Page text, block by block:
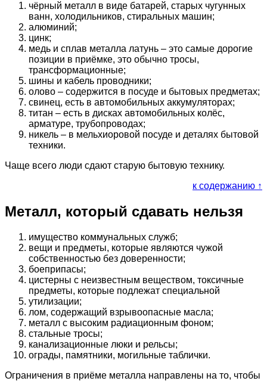
чёрный металл в виде батарей, старых чугунных
ванн, холодильников, стиральных машин;
алюминий;
цинк;
медь и сплав металла латунь – это самые дорогие
позиции в приёмке, это обычно тросы,
трансформационные;
шины и кабель проводники;
олово – содержится в посуде и бытовых предметах;
свинец, есть в автомобильных аккумуляторах;
титан – есть в дисках автомобильных колёс,
арматуре, трубопроводах;
никель – в мельхиоровой посуде и деталях бытовой
техники.
Чаще всего люди сдают старую бытовую технику.
к содержанию ↑
Металл, который сдавать нельзя
имущество коммунальных служб;
вещи и предметы, которые являются чужой
собственностью без доверенности;
боеприпасы;
цистерны с неизвестным веществом, токсичные
предметы, которые подлежат специальной
утилизации;
лом, содержащий взрывоопасные масла;
металл с высоким радиационным фоном;
стальные тросы;
канализационные люки и рельсы;
ограды, памятники, могильные таблички.
Ограничения в приёме металла направлены на то, чтобы